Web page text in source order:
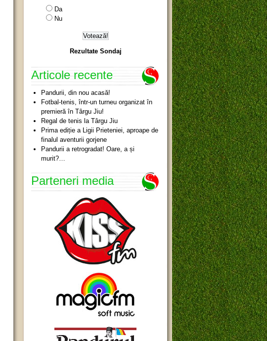
Da
Nu
Rezultate Sondaj
Articole recente
Pandurii, din nou acasă!
Fotbal-tenis, într-un turneu organizat în
premieră în Târgu Jiu!
Regal de tenis la Târgu Jiu
Prima ediție a Ligii Prieteniei, aproape de
finalul aventurii gorjene
Pandurii a retrogradat! Oare, a și
murit?…
Parteneri media